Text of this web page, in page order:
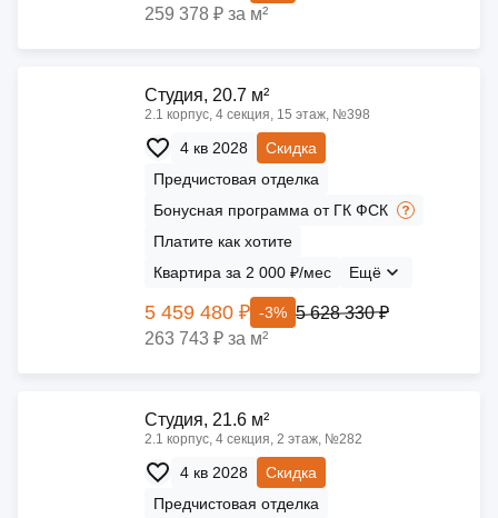
259 378 ₽ за м²
Cтудия, 20.7 м²
2.1 корпус, 4 секция, 15 этаж, №398
4 кв 2028
Скидка
Предчистовая отделка
Бонусная программа от ГК ФСК
Платите как хотите
Квартира за 2 000 ₽/мес
Ещё
5 459 480 ₽ -3% 5 628 330 ₽
263 743 ₽ за м²
Cтудия, 21.6 м²
2.1 корпус, 4 секция, 2 этаж, №282
4 кв 2028
Скидка
Предчистовая отделка